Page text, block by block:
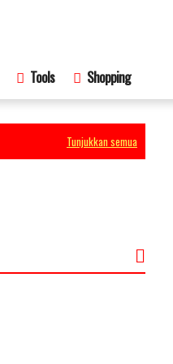
Tools Shopping
Tunjukkan semua